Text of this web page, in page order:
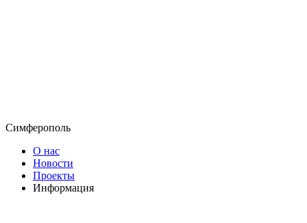
Симферополь
О нас
Новости
Проекты
Информация